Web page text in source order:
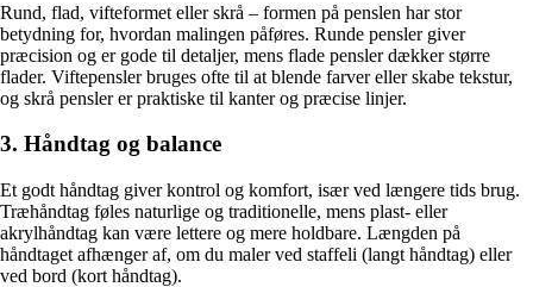
Rund, flad, vifteformet eller skrå – formen på penslen har stor
betydning for, hvordan malingen påføres. Runde pensler giver
præcision og er gode til detaljer, mens flade pensler dækker større
flader. Viftepensler bruges ofte til at blende farver eller skabe tekstur,
og skrå pensler er praktiske til kanter og præcise linjer.
3. Håndtag og balance
Et godt håndtag giver kontrol og komfort, især ved længere tids brug.
Træhåndtag føles naturlige og traditionelle, mens plast- eller
akrylhåndtag kan være lettere og mere holdbare. Længden på
håndtaget afhænger af, om du maler ved staffeli (langt håndtag) eller
ved bord (kort håndtag).